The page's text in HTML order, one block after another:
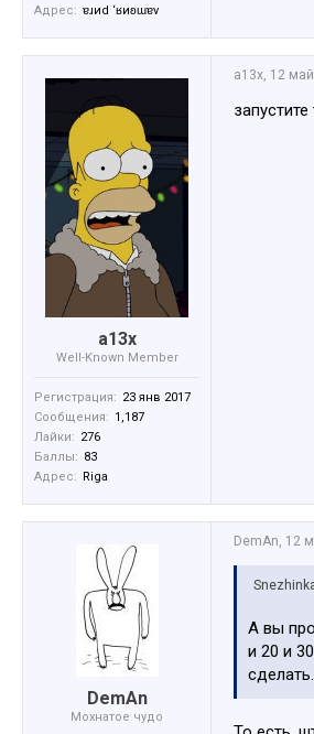
Адрес: ɐɹиd ‘ʁиʚɯɐv
a13x
Well-Known Member
Регистрация: 23 янв 2017
Сообщения: 1,187
Лайки: 276
Баллы: 83
Адрес: Riga
a13x, 12 май
DemAn
Мохнатое чудо
DemAn 12
А вы
и 20 и